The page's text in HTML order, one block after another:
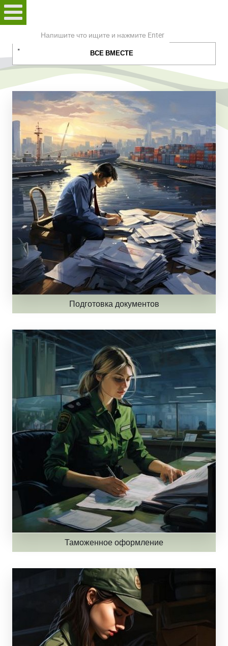
сайту
ВСЕ ВМЕСТЕ
Подготовка документов
Таможенное оформление